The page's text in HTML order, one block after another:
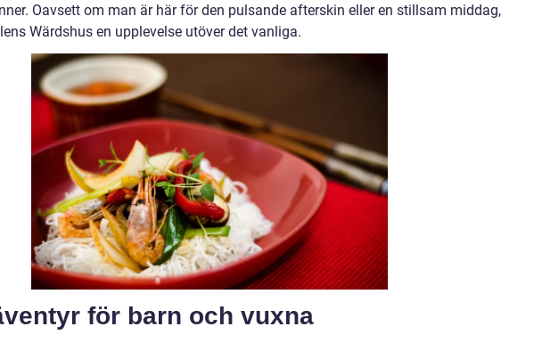
Oavsett om man är här för den pulsande afterskin eller en stillsam middag,
Wärdshus en upplevelse utöver det vanliga.
för barn och vuxna